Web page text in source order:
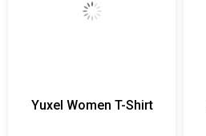
Yuxel Women T-Shirt